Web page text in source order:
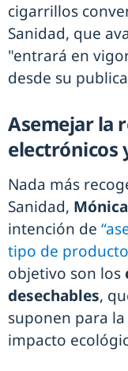
cigarrillos
Sanidad, que
"entrará en
desde su
Asemejar la
electrónicos
Nada más
Sanidad,
intención de
tipo de
objetivo son los
desechables,
suponen para
impacto